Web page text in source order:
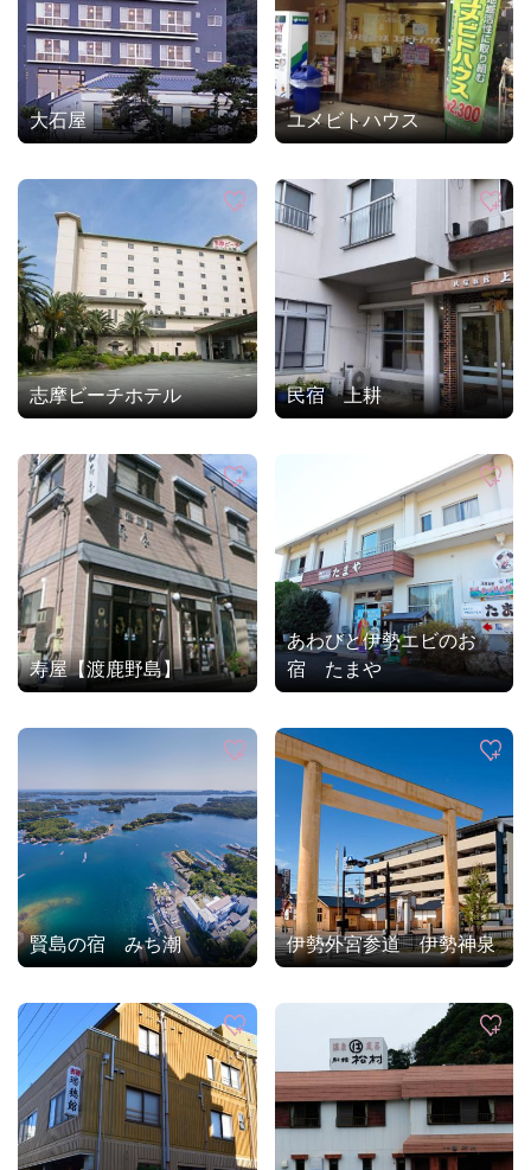
大石屋 ユメビトハウス
志摩ビーチホテル 民宿 上耕
寿屋【渡鹿野島】
あわびと伊勢エビのお
宿 たまや
賢島の宿 みち潮 伊勢外宮参道 伊勢神泉